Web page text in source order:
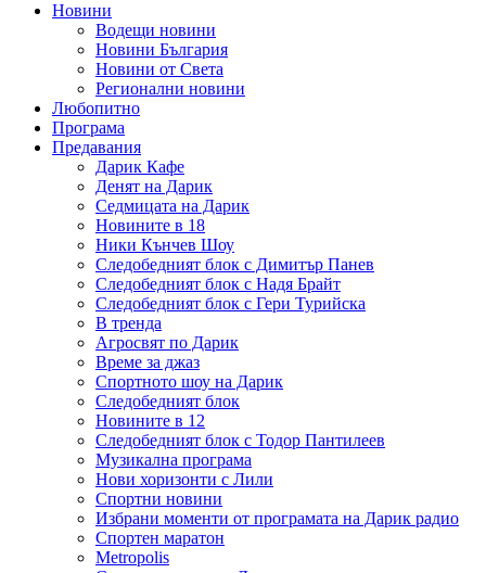
Новини
Водещи новини
Новини България
Новини от Света
Регионални новини
Любопитно
Програма
Предавания
Дарик Кафе
Денят на Дарик
Седмицата на Дарик
Новините в 18
Ники Кънчев Шоу
Следобедният блок с Димитър Панев
Следобедният блок с Надя Брайт
Следобедният блок с Гери Турийска
В тренда
Агросвят по Дарик
Време за джаз
Спортното шоу на Дарик
Следобедният блок
Новините в 12
Следобедният блок с Тодор Пантилеев
Музикална програма
Нови хоризонти с Лили
Спортни новини
Избрани моменти от програмата на Дарик радио
Спортен маратон
Metropolis